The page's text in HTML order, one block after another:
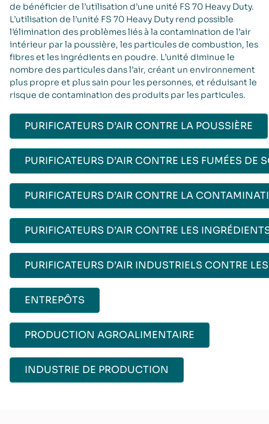
de bénéficier de l’utilisation d’une unité FS 70 Heavy Duty.
L’utilisation de l’unité FS 70 Heavy Duty rend possible
l’élimination des problèmes liés à la contamination de l’air
intérieur par la poussière, les particules de combustion, les
fibres et les ingrédients en poudre. L’unité diminue le
nombre des particules dans l’air, créant un environnement
plus propre et plus sain pour les personnes, et réduisant le
risque de contamination des produits par les particules.
PURIFICATEURS D’AIR CONTRE LA POUSSIÈRE
PURIFICATEURS D’AIR CONTRE LES FUMÉES DE
PURIFICATEURS D’AIR CONTRE LA
PURIFICATEURS D’AIR CONTRE LES
PURIFICATEURS D’AIR INDUSTRIELS CONTRE
ENTREPÔTS
PRODUCTION AGROALIMENTAIRE
INDUSTRIE DE PRODUCTION